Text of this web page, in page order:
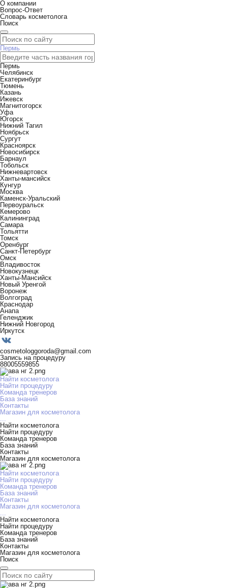
О компании
Вопрос-Ответ
Словарь косметолога
Поиск
Пермь
Пермь
Челябинск
Екатеринбург
Тюмень
Казань
Ижевск
Магнитогорск
Уфа
Югорск
Нижний Тагил
Ноябрьск
Сургут
Красноярск
Новосибирск
Барнаул
Тобольск
Нижневартовск
Ханты-мансийск
Кунгур
Москва
Каменск-Уральский
Первоуральск
Кемерово
Калининград
Самара
Тольятти
Томск
Оренбург
Санкт-Петербург
Омск
Владивосток
Новокузнецк
Ханты-Мансийск
Новый Уренгой
Воронеж
Волгоград
Краснодар
Анапа
Геленджик
Нижний Новгород
Иркутск
cosmetologgoroda@gmail.com
Запись на процедуру
88005559855
Найти косметолога
Найти процедуру
Команда тренеров
База знаний
Контакты
Магазин для косметолога
...
Найти косметолога
Найти процедуру
Команда тренеров
База знаний
Контакты
Магазин для косметолога
Найти косметолога
Найти процедуру
Команда тренеров
База знаний
Контакты
Магазин для косметолога
...
Найти косметолога
Найти процедуру
Команда тренеров
База знаний
Контакты
Магазин для косметолога
Поиск